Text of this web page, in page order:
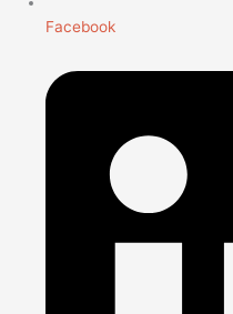
Facebook